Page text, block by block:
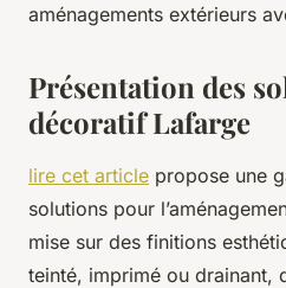
aménagements extérieurs
Présentation des
décoratif Lafarge
lire cet article propose une
solutions pour
mise sur des finitions
teinté, imprimé ou drainant,